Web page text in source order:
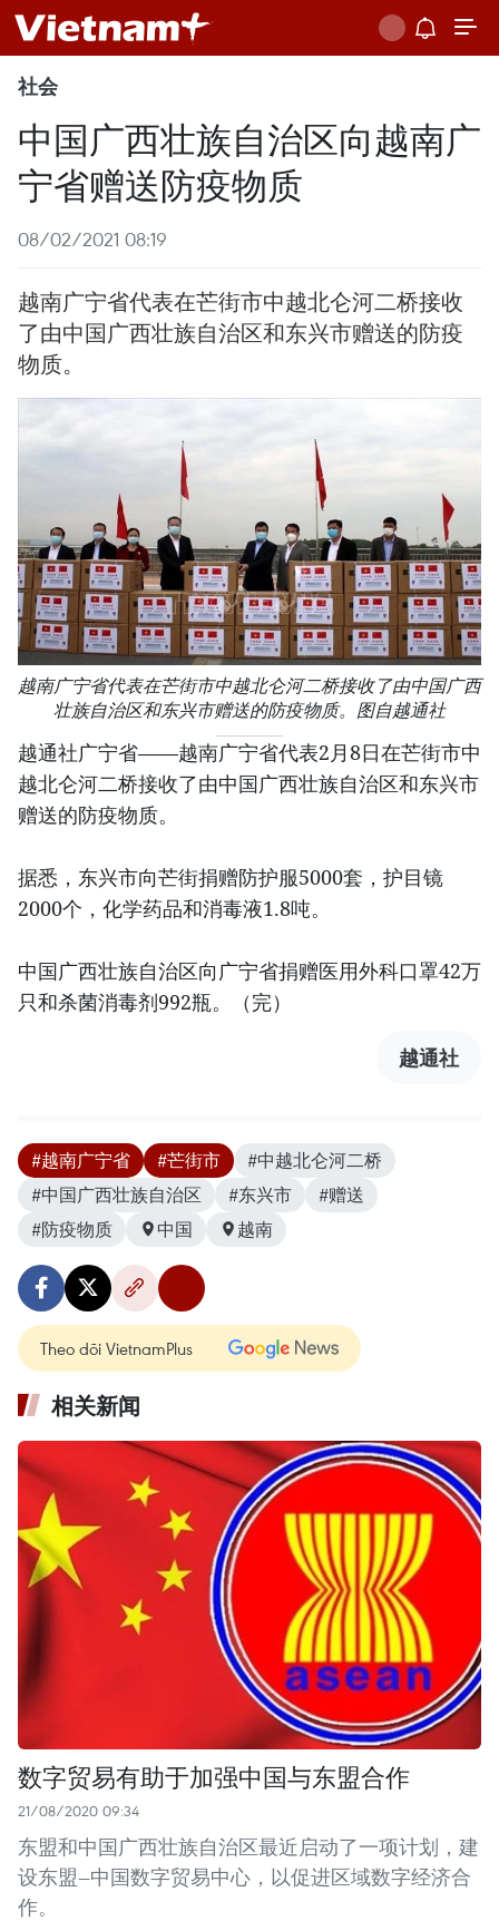
社会
中国广西壮族自治区向越南广
宁省赠送防疫物质
08/02/2021 08:19
越南广宁省代表在芒街市中越北仑河二桥接收
了由中国广西壮族自治区和东兴市赠送的防疫
物质。
越南广宁省代表在芒街市中越北仑河二桥接收了由中国广西
壮族自治区和东兴市赠送的防疫物质。图自越通社
越通社广宁省——越南广宁省代表2月8日在芒街市中
越北仑河二桥接收了由中国广西壮族自治区和东兴市
赠送的防疫物质。
据悉，东兴市向芒街捐赠防护服5000套，护目镜
2000个，化学药品和消毒液1.8吨。
中国广西壮族自治区向广宁省捐赠医用外科口罩42万
只和杀菌消毒剂992瓶。（完）
越通社
#越南广宁省 #芒街市
#中越北仑河二桥
#中国广西壮族自治区
#东兴市
#赠送
#防疫物质
中国 越南
Theo dõi VietnamPlus
相关新闻
数字贸易有助于加强中国与东盟合作
21/08/2020 09:34
东盟和中国广西壮族自治区最近启动了一项计划，建
设东盟—中国数字贸易中心，以促进区域数字经济合
作。